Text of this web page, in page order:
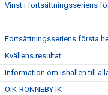
Vinst i fortsättningsseriens
Fortsättningsseriens första
Kvällens resultat
Information om ishallen till
OIK-RONNEBY IK